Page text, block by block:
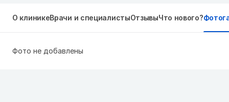
О клиникеВрачи и специалистыОтзывыЧто нового?
Фото не добавлены